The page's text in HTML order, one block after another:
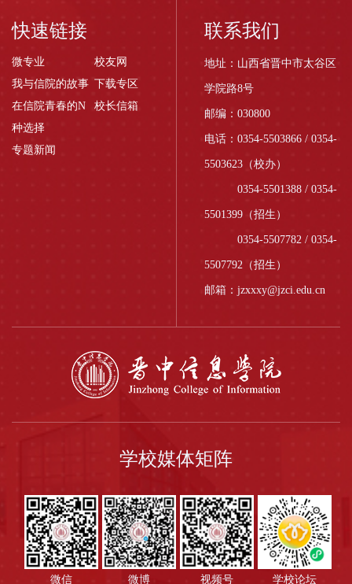
快速链接
微专业
校友网
我与信院的故事 下载专区
在信院青春的N
种选择
校长信箱
专题新闻
联系我们
地址：山西省晋中市太谷区
学院路8号
邮编：030800
电话：0354-5503866 / 0354-
5503623（校办）
0354-5501388 / 0354-
5501399（招生）
0354-5507782 / 0354-
5507792（招生）
邮箱：jzxxxy@jzci.edu.cn
学校媒体矩阵
微信 微博 视频号 学校论坛